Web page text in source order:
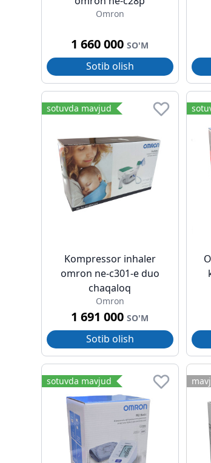
Omron
1 660 000SO'M
Sotib olish
sotuvda mavjud
Kompressor inhaler
omron ne-c301-e duo
chaqaloq
Omron
1 691 000SO'M
Sotib olish
sotuvda mavjud